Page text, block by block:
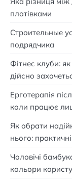
платівками
Строительные
подрядчика
Фітнес клуби:
дійсно
Ерготерапія
коли працює
Як обрати
нього:
Чоловічі
кольори